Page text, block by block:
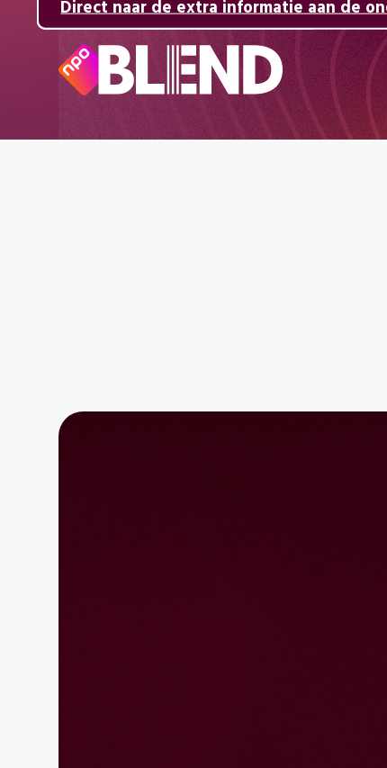
Direct naar de inhoud
Direct naar de hoofdnavigatie
Direct naar de extra informatie aan de